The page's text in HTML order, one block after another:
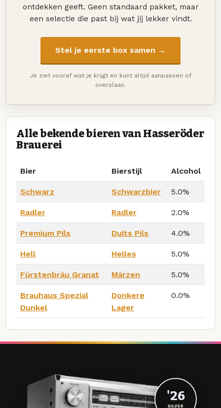
ontdekken geeft. Geen standaard pakket, maar
een selectie die past bij wat jij lekker vindt.
Stel je eerste box samen →
Je ziet vooraf wat je krijgt en kunt altijd aanpassen of
overslaan.
Alle bekende bieren van Hasseröder
Brauerei
Bier Bierstijl Alcohol
Schwarz Schwarzbier 5.0%
Radler Radler 2.0%
Premium Pils Duits Pils 4.0%
Hell Helles 5.0%
Fürstenbräu Granat Märzen 5.0%
Brauhaus Spezial
Dunkel
Donkere
Lager
0.0%
'26
SILVER